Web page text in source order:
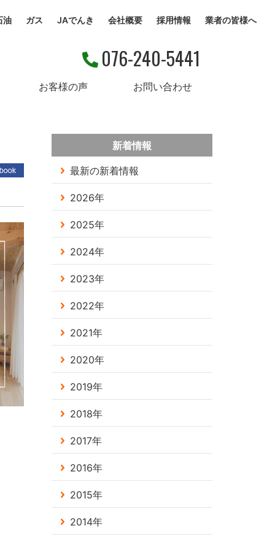
油 ガス JAでんき 会社概要 採用情報 業者の皆様へ
076-240-5441
お客様の声 お問い合わせ
新着情報
最新の新着情報
2026年
2025年
2024年
2023年
2022年
2021年
2020年
2019年
2018年
2017年
2016年
2015年
2014年